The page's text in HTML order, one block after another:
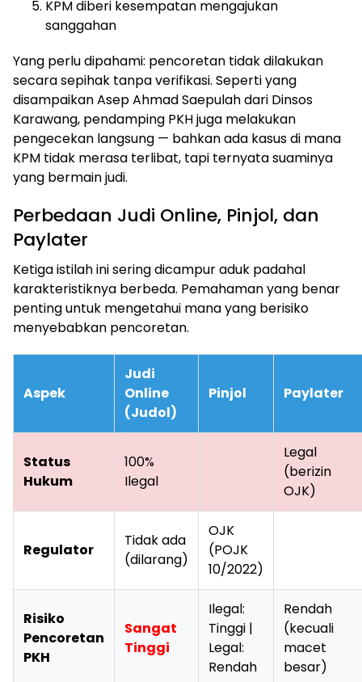
KPM diberi kesempatan mengajukan
sanggahan
Yang perlu dipahami: pencoretan tidak dilakukan
secara sepihak tanpa verifikasi. Seperti yang
disampaikan Asep Ahmad Saepulah dari Dinsos
Karawang, pendamping PKH juga melakukan
pengecekan langsung — bahkan ada kasus di mana
KPM tidak merasa terlibat, tapi ternyata suaminya
yang bermain judi.
Perbedaan Judi Online, Pinjol, dan
Paylater
Ketiga istilah ini sering dicampur aduk padahal
karakteristiknya berbeda. Pemahaman yang benar
penting untuk mengetahui mana yang berisiko
menyebabkan pencoretan.
Aspek
Judi
Online
(Judol)
Pinjol Paylater
Status
Hukum
100%
Ilegal
Legal
(berizin
OJK)
Regulator
Tidak ada
(dilarang)
OJK
(POJK
10/2022)
Risiko
Pencoretan
PKH
Sangat
Tinggi
Ilegal:
Tinggi |
Legal:
Rendah
Rendah
(kecuali
macet
besar)